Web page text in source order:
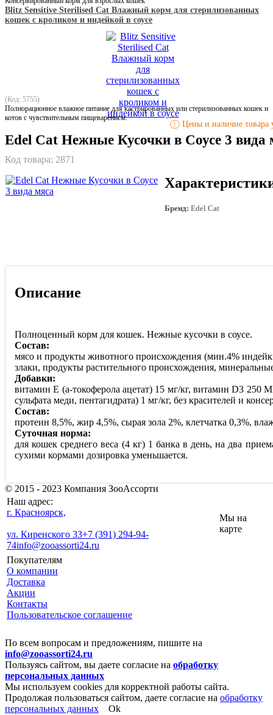
Blitz Sensitive Sterilised Cat Влажный корм для стерилизованных
кошек с кроликом и индейкой в соусе
(Код: 5755)
Полнорационное влажное питание для кастрированных или стерилизованных кошек и
котов с чувствительным пищеварением.
! Цены и наличие товара
Edel Cat Нежные Кусочки в Соусе 3 вида
Код товара: 2871
Бренд: Edel Cat
Описание
Полноценный корм для кошек. Нежные кусочки в соусе.
Состав:
мясо и продукты животного происхождения (мин.4%
злаки, продукты растительного происхождения,
Добавки:
витамин Е (а-токоферола ацетат) 15 мг/кг, витамин D3 250
сульфата меди, пентагидрата) 1 мг/кг, без красителей и
Состав:
протеин 8,5%, жир 4,5%, сырая зола 2%, клетчатка 0,3%,
Суточная норма:
для кошек среднего веса (4 кг) 1 банка в день, на два
сухими кормами дозировка уменьшается.
© 2015 - 2023 Компания ЗооАссорти
Наш адрес:
г. Красноярск,
ул. Киренского 33+7 (391) 294-94-
74info@zooassorti24.ru
Мы на
карте
Покупателям
О компании
Доставка
Акции
Контакты
Пользовательское соглашение
По всем вопросам и предложениям, пишите на
info@zooassorti24.ru
Пользуясь сайтом, вы даете согласие на обработку
персональных данных
Мы используем cookies для корректной работы сайта.
Продолжая пользоваться сайтом, даете согласие на обработку
персональных данных
Ok